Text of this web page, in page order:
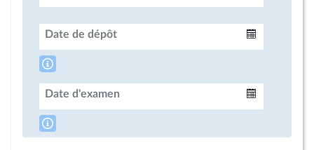
Date de dépôt
Date d'examen